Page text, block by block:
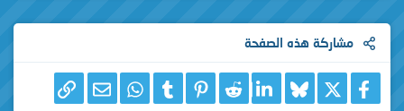
مشاركة هذه الصفحة
فيسبوكBluesky
LinkedIn
Reddit
Pinterest
Tumblr
WhatsAppالبريد الإلكتروني